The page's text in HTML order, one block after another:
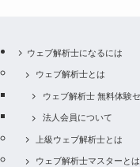
ウェブ解析士になるには
ウェブ解析士とは
ウェブ解析士 無料体験
法人会員について
上級ウェブ解析士とは
ウェブ解析士マスターとは